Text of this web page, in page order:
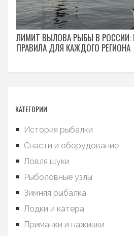
ЛИМИТ ВЫЛОВА РЫБЫ В
ПРАВИЛА ДЛЯ КАЖДОГО РЕГИОНА
КАТЕГОРИИ
История рыбалки
Снасти и оборудование
Ловля щуки
Рыболовные узлы
Зимняя рыбалка
Лодки и катера
Приманки и наживки